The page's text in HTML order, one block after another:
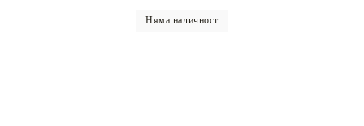
Няма наличност